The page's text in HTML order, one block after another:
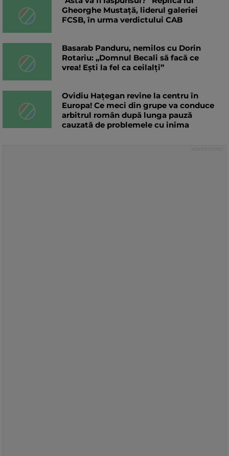
Gheorghe Mustață, liderul galeriei
FCSB, în urma verdictului CAB
Basarab Panduru, nemilos cu Dorin
Rotariu: „Domnul Becali să facă ce
vrea! Eşti la fel ca ceilalţi”
Ovidiu Hațegan revine la centru în
Europa! Ce meci din grupe va conduce
arbitrul român după lunga pauză
cauzată de problemele cu inima